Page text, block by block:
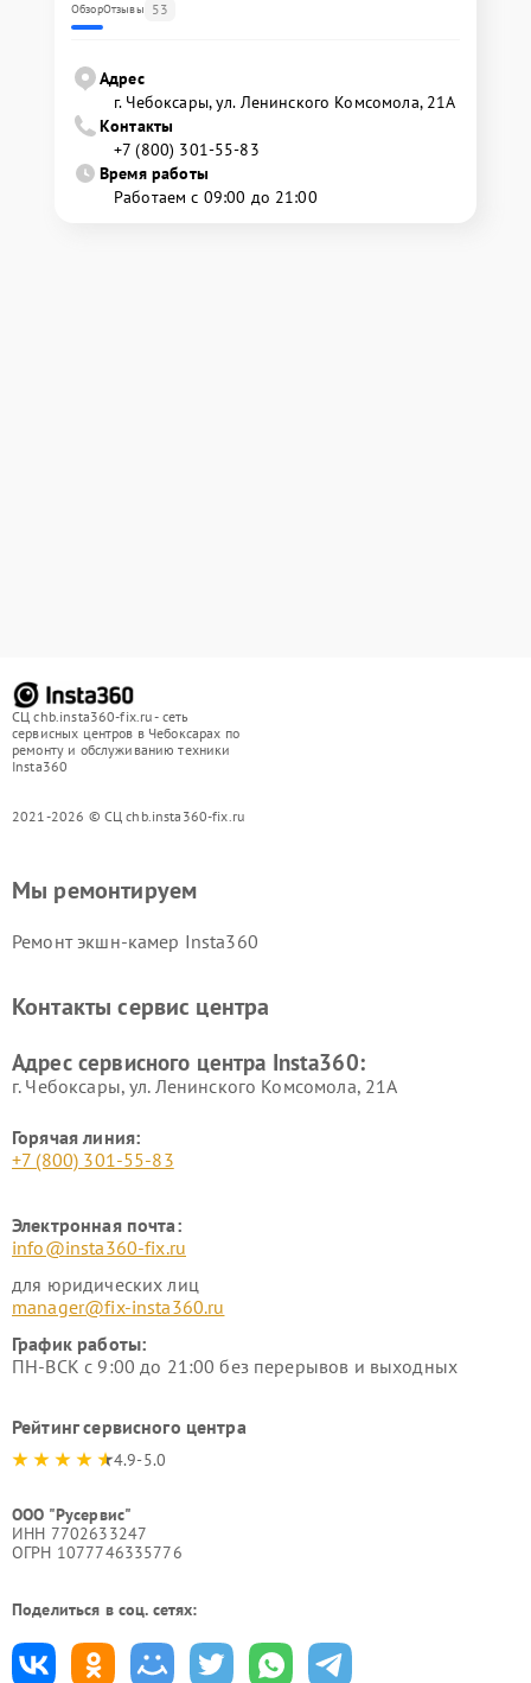
ОбзорОтзывы 53
Адрес
г. Чебоксары, ул. Ленинского Комсомола, 21А
Контакты
+7 (800) 301-55-83
Время работы
Работаем с 09:00 до 21:00
СЦ chb.insta360-fix.ru - сеть
сервисных центров в Чебоксарах по
ремонту и обслуживанию техники
Insta360
2021-2026 © СЦ chb.insta360-fix.ru
Мы ремонтируем
Ремонт экшн-камер Insta360
Контакты сервис центра
Адрес сервисного центра Insta360:
г. Чебоксары, ул. Ленинского Комсомола, 21А
Горячая линия:
+7 (800) 301-55-83
Электронная почта:
info@insta360-fix.ru
для юридических лиц
manager@fix-insta360.ru
График работы:
ПН-ВСК с 9:00 до 21:00 без перерывов и выходных
Рейтинг сервисного центра
4.9-5.0
ООО "Русервис"
ИНН 7702633247
ОГРН 1077746335776
Поделиться в соц. сетях: